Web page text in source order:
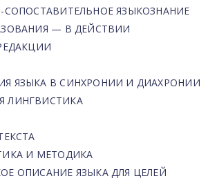
СОПОСТАВИТЕЛЬНОЕ ЯЗЫКОЗНАНИЕ
— В ДЕЙСТВИИ
ЯЗЫКА В СИНХРОНИИ И ДИАХРОНИИ
ЛИНГВИСТИКА
И МЕТОДИКА
ОПИСАНИЕ ЯЗЫКА ДЛЯ ЦЕЛЕЙ